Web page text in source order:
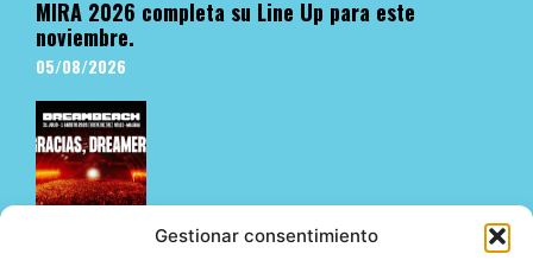
Gestionar consentimiento
MIRA 2026 completa su Line Up para este
noviembre.
05/08/2026